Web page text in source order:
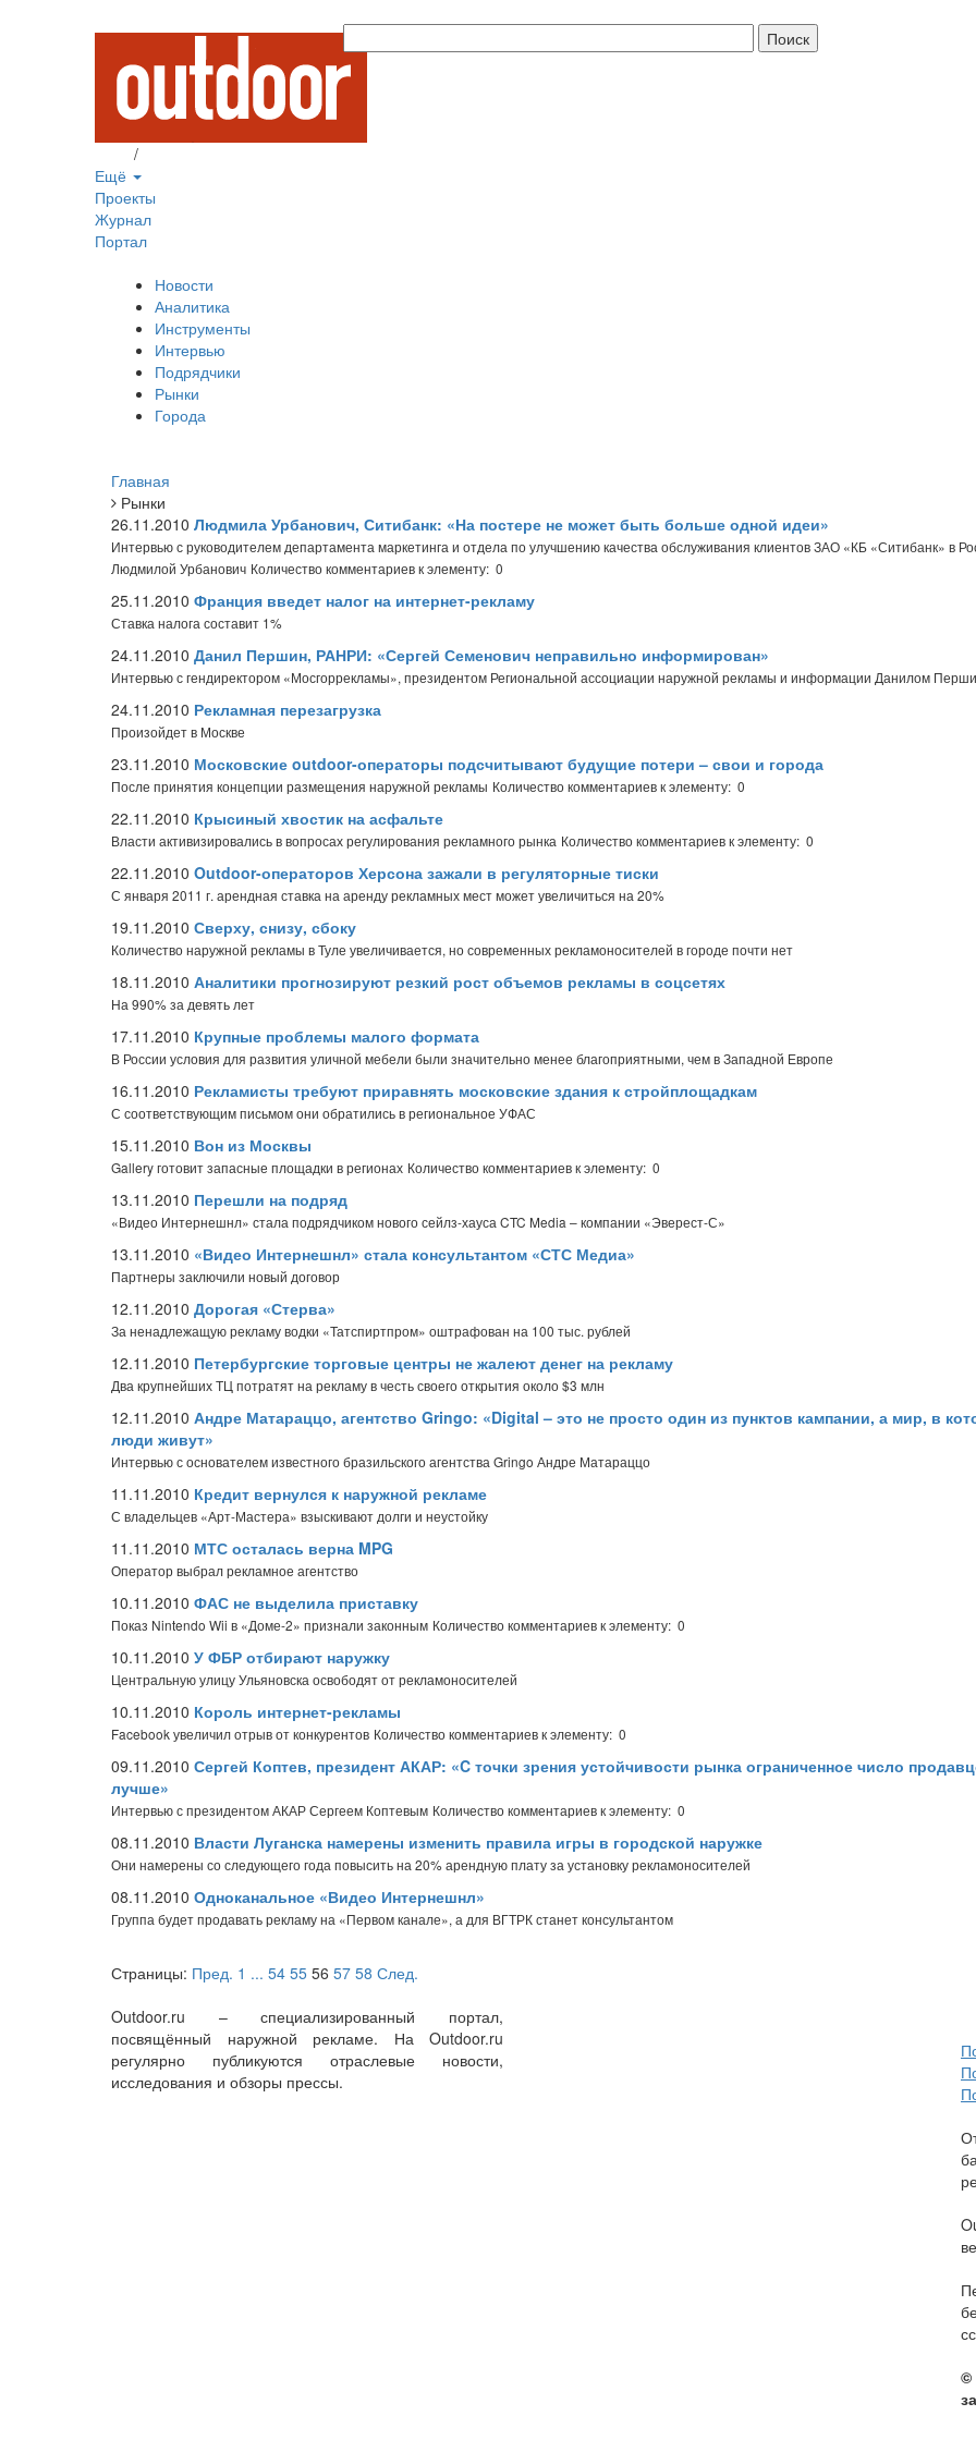
/
Ещё
Проекты
Журнал
Портал
Новости
Аналитика
Инструменты
Интервью
Подрядчики
Рынки
Города
Главная
Рынки
26.11.2010 Людмила Урбанович, Ситибанк: «На постере не может быть больше одной идеи»
Интервью с руководителем департамента маркетинга и отдела по улучшению качества обслуживания клиентов ЗАО «КБ «Ситибанк» в
Людмилой Урбанович Количество комментариев к элементу: 0
25.11.2010 Франция введет налог на интернет-рекламу
Ставка налога составит 1%
24.11.2010 Данил Першин, РАНРИ: «Сергей Семенович неправильно информирован»
Интервью с гендиректором «Мосгоррекламы», президентом Региональной ассоциации наружной рекламы и информации Данилом
24.11.2010 Рекламная перезагрузка
Произойдет в Москве
23.11.2010 Московские outdoor-операторы подсчитывают будущие потери – свои и города
После принятия концепции размещения наружной рекламы Количество комментариев к элементу: 0
22.11.2010 Крысиный хвостик на асфальте
Власти активизировались в вопросах регулирования рекламного рынка Количество комментариев к элементу: 0
22.11.2010 Outdoor-операторов Херсона зажали в регуляторные тиски
С января 2011 г. арендная ставка на аренду рекламных мест может увеличиться на 20%
19.11.2010 Сверху, снизу, сбоку
Количество наружной рекламы в Туле увеличивается, но современных рекламоносителей в городе почти нет
18.11.2010 Аналитики прогнозируют резкий рост объемов рекламы в соцсетях
На 990% за девять лет
17.11.2010 Крупные проблемы малого формата
В России условия для развития уличной мебели были значительно менее благоприятными, чем в Западной Европе
16.11.2010 Рекламисты требуют приравнять московские здания к стройплощадкам
С соответствующим письмом они обратились в региональное УФАС
15.11.2010 Вон из Москвы
Gallery готовит запасные площадки в регионах Количество комментариев к элементу: 0
13.11.2010 Перешли на подряд
«Видео Интернешнл» стала подрядчиком нового сейлз-хауса CTC Media – компании «Эверест-С»
13.11.2010 «Видео Интернешнл» стала консультантом «СТС Медиа»
Партнеры заключили новый договор
12.11.2010 Дорогая «Стерва»
За ненадлежащую рекламу водки «Татспиртпром» оштрафован на 100 тыс. рублей
12.11.2010 Петербургские торговые центры не жалеют денег на рекламу
Два крупнейших ТЦ потратят на рекламу в честь своего открытия около $3 млн
12.11.2010 Андре Матараццо, агентство Gringo: «Digital – это не просто один из пунктов кампании, а мир, в
люди живут»
Интервью с основателем известного бразильского агентства Gringo Андре Матараццо
11.11.2010 Кредит вернулся к наружной рекламе
С владельцев «Арт-Мастера» взыскивают долги и неустойку
11.11.2010 МТС осталась верна MPG
Оператор выбрал рекламное агентство
10.11.2010 ФАС не выделила приставку
Показ Nintendo Wii в «Доме-2» признали законным Количество комментариев к элементу: 0
10.11.2010 У ФБР отбирают наружку
Центральную улицу Ульяновска освободят от рекламоносителей
10.11.2010 Король интернет-рекламы
Facebook увеличил отрыв от конкурентов Количество комментариев к элементу: 0
09.11.2010 Сергей Коптев, президент АКАР: «C точки зрения устойчивости рынка ограниченное число
лучше»
Интервью с президентом АКАР Сергеем Коптевым Количество комментариев к элементу: 0
08.11.2010 Власти Луганска намерены изменить правила игры в городской наружке
Они намерены со следующего года повысить на 20% арендную плату за установку рекламоносителей
08.11.2010 Одноканальное «Видео Интернешнл»
Группа будет продавать рекламу на «Первом канале», а для ВГТРК станет консультантом
Страницы: Пред. 1 ... 54 55 56 57 58 След.
Outdoor.ru – специализированный портал,
посвящённый наружной рекламе. На Outdoor.ru
регулярно публикуются отраслевые новости,
исследования и обзоры прессы.